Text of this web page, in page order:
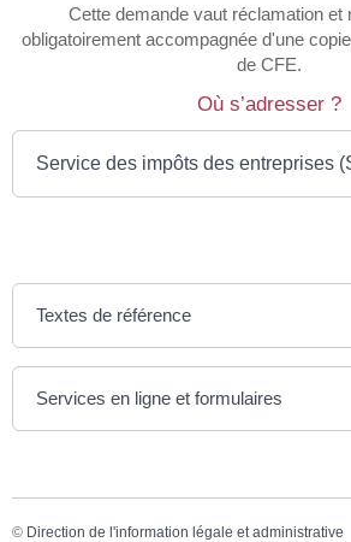
Cette demande vaut réclamation et
obligatoirement accompagnée d'une
de CFE.
Où s’adresser ?
Service des impôts des entreprises
Textes de référence
Services en ligne et formulaires
© Direction de l'information légale et administrative